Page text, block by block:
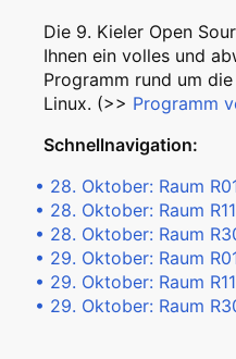
Die 9. Kieler Open
Ihnen ein volles und
Programm rund um
Linux. (>> Programm
Schnellnavigation:
• 28. Oktober: Raum
• 28. Oktober: Raum
• 28. Oktober: Raum
• 29. Oktober: Raum
• 29. Oktober: Raum
• 29. Oktober: Raum